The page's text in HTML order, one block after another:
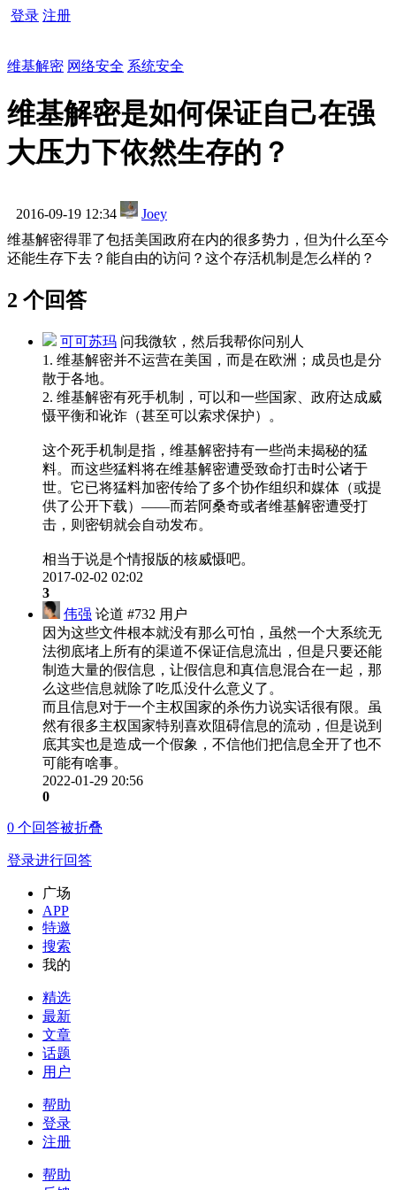
登录 注册
维基解密 网络安全 系统安全
维基解密是如何保证自己在强
大压力下依然生存的？
2016-09-19 12:34
Joey
维基解密得罪了包括美国政府在内的很多势力，但为什么至今
还能生存下去？能自由的访问？这个存活机制是怎么样的？
2 个回答
可可苏玛 问我微软，然后我帮你问别人
1. 维基解密并不运营在美国，而是在欧洲；成员也是分
散于各地。
2. 维基解密有死手机制，可以和一些国家、政府达成威
慑平衡和讹诈（甚至可以索求保护）。
这个死手机制是指，维基解密持有一些尚未揭秘的猛
料。而这些猛料将在维基解密遭受致命打击时公诸于
世。它已将猛料加密传给了多个协作组织和媒体（或提
供了公开下载）——而若阿桑奇或者维基解密遭受打
击，则密钥就会自动发布。
相当于说是个情报版的核威慑吧。
2017-02-02 02:02
3
伟强 论道 #732 用户
因为这些文件根本就没有那么可怕，虽然一个大系统无
法彻底堵上所有的渠道不保证信息流出，但是只要还能
制造大量的假信息，让假信息和真信息混合在一起，那
么这些信息就除了吃瓜没什么意义了。
而且信息对于一个主权国家的杀伤力说实话很有限。虽
然有很多主权国家特别喜欢阻碍信息的流动，但是说到
底其实也是造成一个假象，不信他们把信息全开了也不
可能有啥事。
2022-01-29 20:56
0
0 个回答被折叠
登录进行回答
广场
APP
特邀
搜索
我的
精选
最新
文章
话题
用户
帮助
登录
注册
帮助